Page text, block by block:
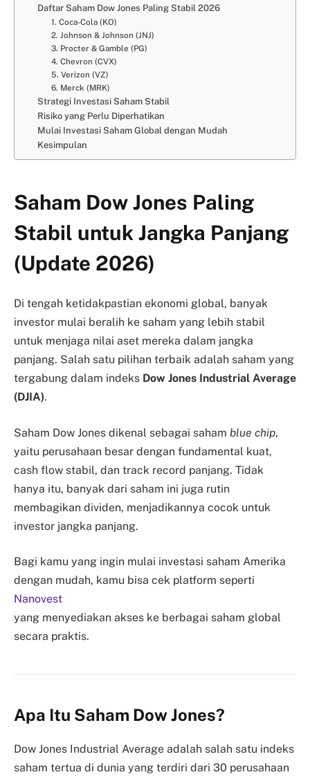
Daftar Saham Dow Jones Paling Stabil 2026
1. Coca-Cola (KO)
2. Johnson & Johnson (JNJ)
3. Procter & Gamble (PG)
4. Chevron (CVX)
5. Verizon (VZ)
6. Merck (MRK)
Strategi Investasi Saham Stabil
Risiko yang Perlu Diperhatikan
Mulai Investasi Saham Global dengan Mudah
Kesimpulan
Saham Dow Jones Paling
Stabil untuk Jangka Panjang
(Update 2026)
Di tengah ketidakpastian ekonomi global, banyak
investor mulai beralih ke saham yang lebih stabil
untuk menjaga nilai aset mereka dalam jangka
panjang. Salah satu pilihan terbaik adalah saham yang
tergabung dalam indeks Dow Jones Industrial Average
(DJIA).
Saham Dow Jones dikenal sebagai saham blue chip,
yaitu perusahaan besar dengan fundamental kuat,
cash flow stabil, dan track record panjang. Tidak
hanya itu, banyak dari saham ini juga rutin
membagikan dividen, menjadikannya cocok untuk
investor jangka panjang.
Bagi kamu yang ingin mulai investasi saham Amerika
dengan mudah, kamu bisa cek platform seperti
Nanovest
yang menyediakan akses ke berbagai saham global
secara praktis.
Apa Itu Saham Dow Jones?
Dow Jones Industrial Average adalah salah satu indeks
saham tertua di dunia yang terdiri dari 30 perusahaan